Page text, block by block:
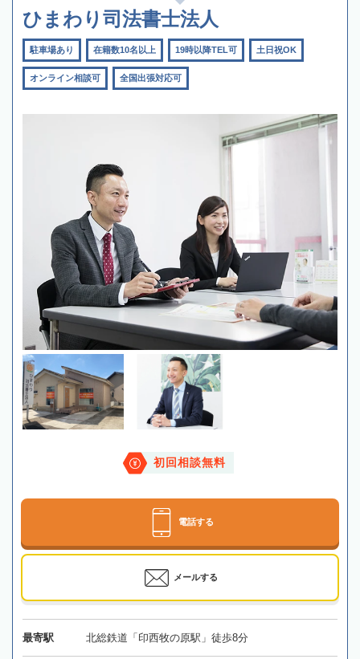
ひまわり司法書士法人
駐車場あり 在籍数10名以上 19時以降TEL可 土日祝OK
オンライン相談可 全国出張対応可
初回相談無料
電話する
メールする
最寄駅 北総鉄道「印西牧の原駅」徒歩8分